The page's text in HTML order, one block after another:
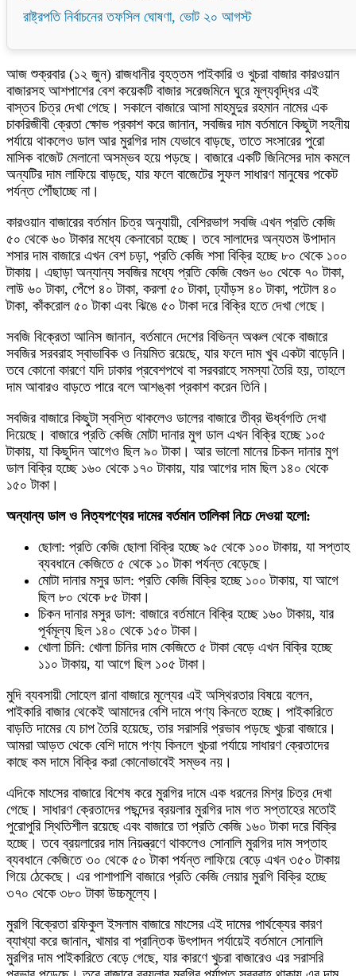
রাষ্ট্রপতি নির্বাচনের তফসিল ঘোষণা, ভোট ২০ আগস্ট
আজ শুক্রবার (১২ জুন) রাজধানীর বৃহত্তম পাইকারি ও খুচরা বাজার কারওয়ান
বাজারসহ আশপাশের বেশ কয়েকটি বাজার সরেজমিনে ঘুরে মূল্যবৃদ্ধির এই
বাস্তব চিত্র দেখা গেছে। সকালে বাজারে আসা মাহমুদুর রহমান নামের এক
চাকরিজীবী ক্রেতা ক্ষোভ প্রকাশ করে জানান, সবজির দাম বর্তমানে কিছুটা সহনীয়
পর্যায়ে থাকলেও ডাল আর মুরগির দাম যেভাবে বাড়ছে, তাতে সংসারের পুরো
মাসিক বাজেট মেলানো অসম্ভব হয়ে পড়ছে। বাজারে একটি জিনিসের দাম কমলে
অন্যটির দাম লাফিয়ে বাড়ছে, যার ফলে বাজেটের সুফল সাধারণ মানুষের পকেট
পর্যন্ত পৌঁছাচ্ছে না।
কারওয়ান বাজারের বর্তমান চিত্র অনুযায়ী, বেশিরভাগ সবজি এখন প্রতি কেজি
৫০ থেকে ৬০ টাকার মধ্যে কেনাবেচা হচ্ছে। তবে সালাদের অন্যতম উপাদান
শসার দাম বাজারে এখন বেশ চড়া, প্রতি কেজি শসা বিক্রি হচ্ছে ৮০ থেকে ১০০
টাকায়। এছাড়া অন্যান্য সবজির মধ্যে প্রতি কেজি বেগুন ৬০ থেকে ৭০ টাকা,
লাউ ৬০ টাকা, পেঁপে ৪০ টাকা, করলা ৫০ টাকা, ঢ্যাঁড়স ৪০ টাকা, পটোল ৪০
টাকা, কাঁকরোল ৫০ টাকা এবং ঝিঙে ৫০ টাকা দরে বিক্রি হতে দেখা গেছে।
সবজি বিক্রেতা আনিস জানান, বর্তমানে দেশের বিভিন্ন অঞ্চল থেকে বাজারে
সবজির সরবরাহ স্বাভাবিক ও নিয়মিত রয়েছে, যার ফলে দাম খুব একটা বাড়েনি।
তবে কোনো কারণে যদি ঢাকার প্রবেশপথে বা সরবরাহে সমস্যা তৈরি হয়, তাহলে
দাম আবারও বাড়তে পারে বলে আশঙ্কা প্রকাশ করেন তিনি।
সবজির বাজারে কিছুটা স্বস্তি থাকলেও ডালের বাজারে তীব্র ঊর্ধ্বগতি দেখা
দিয়েছে। বাজারে প্রতি কেজি মোটা দানার মুগ ডাল এখন বিক্রি হচ্ছে ১০৫
টাকায়, যা কিছুদিন আগেও ছিল ৯০ টাকা। আর ভালো মানের চিকন দানার মুগ
ডাল বিক্রি হচ্ছে ১৬০ থেকে ১৭০ টাকায়, যার আগের দাম ছিল ১৪০ থেকে
১৫০ টাকা।
অন্যান্য ডাল ও নিত্যপণ্যের দামের বর্তমান তালিকা নিচে দেওয়া হলো:
ছোলা: প্রতি কেজি ছোলা বিক্রি হচ্ছে ৯৫ থেকে ১০০ টাকায়, যা সপ্তাহ
ব্যবধানে কেজিতে ৫ থেকে ১০ টাকা পর্যন্ত বেড়েছে।
মোটা দানার মসুর ডাল: প্রতি কেজি বিক্রি হচ্ছে ১০০ টাকায়, যা আগে
ছিল ৮০ থেকে ৮৫ টাকা।
চিকন দানার মসুর ডাল: বাজারে বর্তমানে বিক্রি হচ্ছে ১৬০ টাকায়, যার
পূর্বমূল্য ছিল ১৪০ থেকে ১৫০ টাকা।
খোলা চিনি: খোলা চিনির দাম কেজিতে ৫ টাকা বেড়ে এখন বিক্রি হচ্ছে
১১০ টাকায়, যা আগে ছিল ১০৫ টাকা।
মুদি ব্যবসায়ী সোহেল রানা বাজারে মূল্যের এই অস্থিরতার বিষয়ে বলেন,
পাইকারি বাজার থেকেই আমাদের বেশি দামে পণ্য কিনতে হচ্ছে। পাইকারিতে
বাড়তি দামের যে চাপ তৈরি হয়েছে, তার সরাসরি প্রভাব পড়ছে খুচরা বাজারে।
আমরা আড়ত থেকে বেশি দামে পণ্য কিনলে খুচরা পর্যায়ে সাধারণ ক্রেতাদের
কাছে কম দামে বিক্রি করা কোনোভাবেই সম্ভব নয়।
এদিকে মাংসের বাজারে বিশেষ করে মুরগির দামে এক ধরনের মিশ্র চিত্র দেখা
গেছে। সাধারণ ক্রেতাদের পছন্দের ব্রয়লার মুরগির দাম গত সপ্তাহের মতোই
পুরোপুরি স্থিতিশীল রয়েছে এবং বাজারে তা প্রতি কেজি ১৬০ টাকা দরে বিক্রি
হচ্ছে। তবে ব্রয়লারের দাম নিয়ন্ত্রণে থাকলেও সোনালি মুরগির দাম সপ্তাহ
ব্যবধানে কেজিতে ৩০ থেকে ৫০ টাকা পর্যন্ত লাফিয়ে বেড়ে এখন ৩৫০ টাকায়
গিয়ে ঠেকেছে। এর পাশাপাশি বাজারে প্রতি কেজি লেয়ার মুরগি বিক্রি হচ্ছে
৩৭০ থেকে ৩৮০ টাকা উচ্চমূল্যে।
মুরগি বিক্রেতা রফিকুল ইসলাম বাজারে মাংসের এই দামের পার্থক্যের কারণ
ব্যাখ্যা করে জানান, খামার বা প্রান্তিক উৎপাদন পর্যায়েই বর্তমানে সোনালি
মুরগির দাম পাইকারিতে বেড়ে গেছে, যার কারণে খুচরা বাজারেও এর সরাসরি